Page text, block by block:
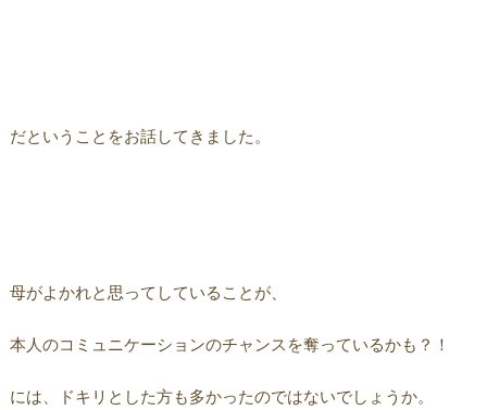
だということをお話してきました。
母がよかれと思ってしていることが、
本人のコミュニケーションのチャンスを奪っているかも？！
には、ドキリとした方も多かったのではないでしょうか。